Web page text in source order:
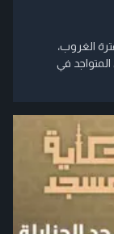
الغروب،
المتواجد في